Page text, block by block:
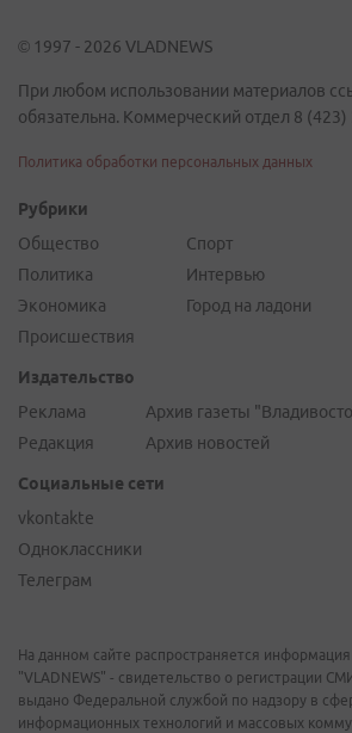
© 1997 - 2026 VLADNEWS
При любом использовании материалов
обязательна. Коммерческий отдел 8 (423)
Политика обработки персональных данных
Рубрики
Общество
Политика
Экономика
Происшествия
Спорт
Интервью
Город на ладони
Издательство
Реклама
Редакция
Архив газеты
Архив новостей
Социальные сети
vkontakte
Одноклассники
Телеграм
На данном сайте распространяется
"VLADNEWS" - свидетельство о регистрации
выдано Федеральной службой по надзору в
информационных технологий и массовых